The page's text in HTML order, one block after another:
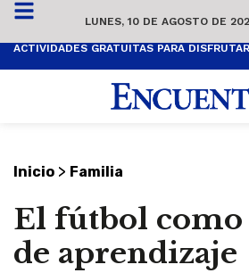
LUNES, 10 DE AGOSTO DE
Inicio > Familia
El fútbol
de aprendizaje